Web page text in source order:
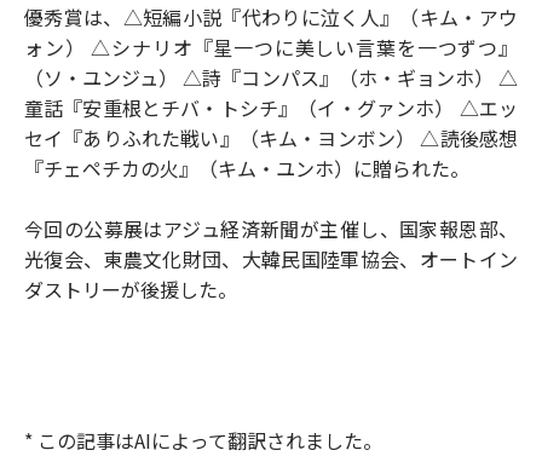
優秀賞は、△短編小説『代わりに泣く人』（キム・アウ
ォン） △シナリオ『星一つに美しい言葉を一つずつ』
（ソ・ユンジュ） △詩『コンパス』（ホ・ギョンホ） △
童話『安重根とチバ・トシチ』（イ・グァンホ） △エッ
セイ『ありふれた戦い』（キム・ヨンボン） △読後感想
『チェペチカの火』（キム・ユンホ）に贈られた。
今回の公募展はアジュ経済新聞が主催し、国家報恩部、
光復会、東農文化財団、大韓民国陸軍協会、オートイン
ダストリーが後援した。
* この記事はAIによって翻訳されました。